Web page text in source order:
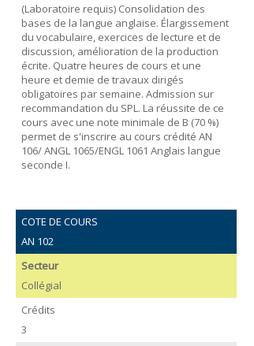
(Laboratoire requis) Consolidation des
bases de la langue anglaise. Élargissement
du vocabulaire, exercices de lecture et de
discussion, amélioration de la production
écrite. Quatre heures de cours et une
heure et demie de travaux dirigés
obligatoires par semaine. Admission sur
recommandation du SPL. La réussite de ce
cours avec une note minimale de B (70 %)
permet de s'inscrire au cours crédité AN
106/ ANGL 1065/ENGL 1061 Anglais langue
seconde I.
COTE DE COURS
AN 102
Secteur
Collégial
Crédits
3